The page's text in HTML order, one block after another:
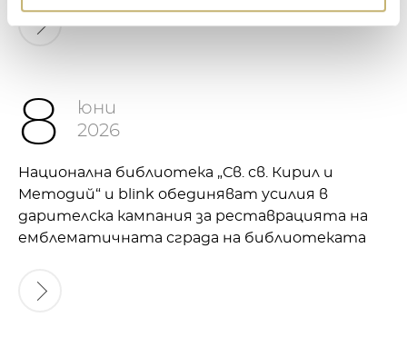
8
юни
2026
Национална библиотека „Св. св. Кирил и
Методий“ и blink обединяват усилия в
дарителска кампания за реставрацията на
емблематичната сграда на библиотеката